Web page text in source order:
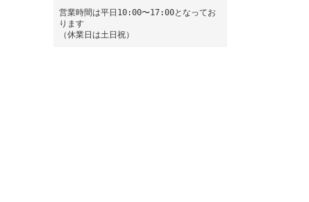
営業時間は平日10:00〜17:00となってお
ります
（休業日は土日祝）